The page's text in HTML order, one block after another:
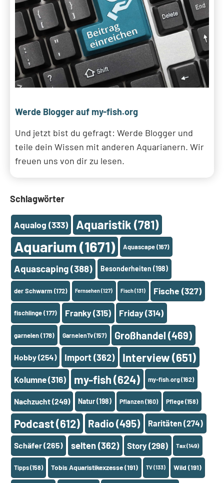
Werde Blogger auf my-fish.org
Und jetzt bist du gefragt: Werde Blogger und
teile dein Wissen mit anderen Aquarianern. Wir
freuen uns von dir zu lesen.
Schlagwörter
Aqualog (333) Aquaristik (781)
Aquarium (1671) Aquascape(167)
Aquascaping(388) Besonderheiten (198)
der Schwarm(172) Fernsehen(127) Fisch(131) Fische (327)
fischlinge(177) Franky(315) Friday(314)
garnelen(178) GarnelenTv(157) Großhandel (469)
Hobby(254) Import(362) Interview(651)
Kolumne(316) my-fish(624) my-fish.org(162)
Nachzucht(249) Natur(198) Pflanzen(160) Pflege(158)
Podcast(612) Radio(495) Raritäten (274)
Schäfer(265) selten (362) Story (298) Tax(149)
Tipps(158) Tobis Aquaristikexzesse(191) TV(133) Wild (191)